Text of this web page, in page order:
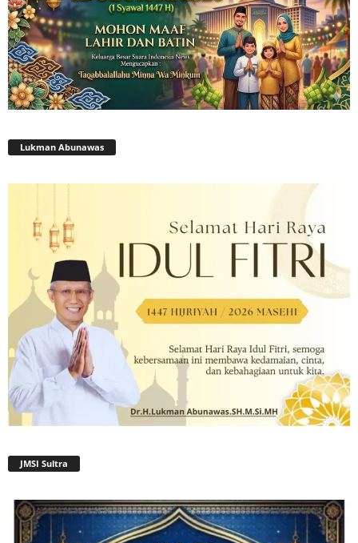
Lukman Abunawas
JMSI Sultra